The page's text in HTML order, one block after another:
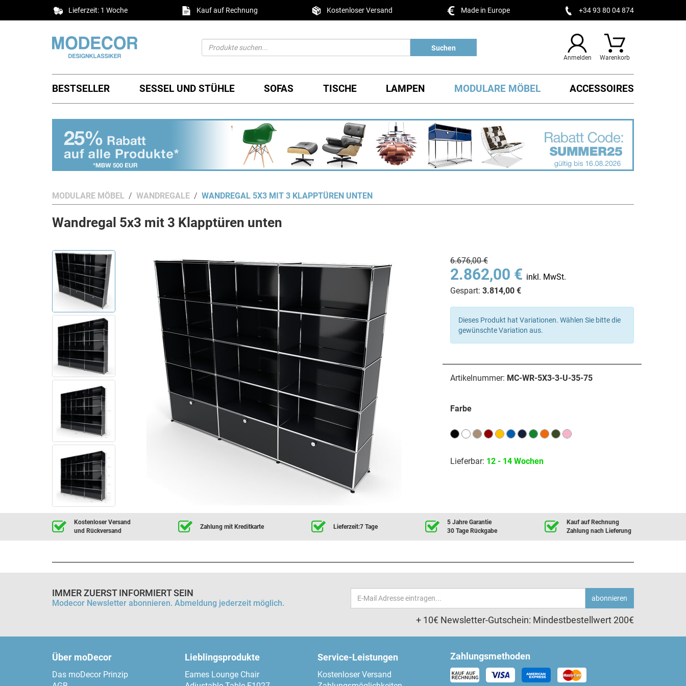
Lieferzeit: 1 Woche Kauf auf Rechnung Kostenloser Versand Made in Europe +34 93 80 04 874
Suchen
Anmelden Warenkorb
BESTSELLER SESSEL UND STÜHLE SOFAS TISCHE LAMPEN MODULARE MÖBEL ACCESSOIRES
MODULARE MÖBEL WANDREGALE WANDREGAL 5X3 MIT 3 KLAPPTÜREN UNTEN
Wandregal 5x3 mit 3 Klapptüren unten
6.676,00 €
2.862,00 € inkl. MwSt.
Gespart: 3.814,00 €
Dieses Produkt hat Variationen. Wählen Sie bitte die
gewünschte Variation aus.
Artikelnummer: MC-WR-5X3-3-U-35-75
Farbe
Lieferbar: 12 - 14 Wochen
Kostenloser Versand
und Rückversand
Zahlung mit Kreditkarte Lieferzeit:7 Tage
5 Jahre Garantie
30 Tage Rückgabe
Kauf auf Rechnung
Zahlung nach Lieferung
IMMER ZUERST INFORMIERT SEIN
Modecor Newsletter abonnieren. Abmeldung jederzeit möglich.
Email-
Adresse
abonnieren
+ 10€ Newsletter-Gutschein: Mindestbestellwert 200€
Über moDecor
Das moDecor Prinzip
Lieblingsprodukte
Eames Lounge Chair
Service-Leistungen
Kostenloser Versand
Zahlungsmethoden